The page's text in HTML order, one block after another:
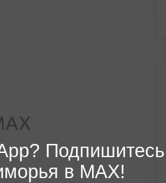
в MAX!